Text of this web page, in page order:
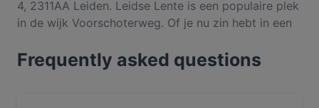
4, 2311AA Leiden. Leidse Lente is een populaire plek
in de wijk Voorschoterweg. Of je nu zin hebt in een
fijnproeverservaring, ontdek de gerechten bij Leidse
Lente en ervaar authentiek Internationaal eten in
Frequently asked questions